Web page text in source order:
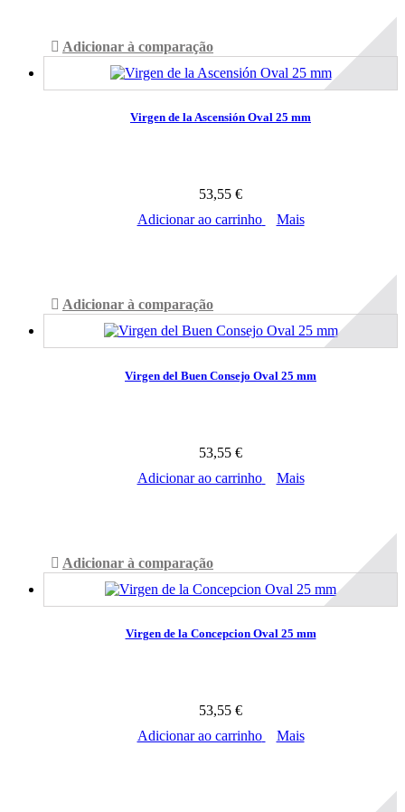
Adicionar à comparação
Virgen de la Ascensión Oval 25 mm
53,55 €
Adicionar ao carrinho
Mais
Adicionar à comparação
Virgen del Buen Consejo Oval 25 mm
53,55 €
Adicionar ao carrinho
Mais
Adicionar à comparação
Virgen de la Concepcion Oval 25 mm
53,55 €
Adicionar ao carrinho
Mais